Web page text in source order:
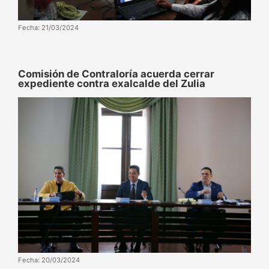
Fecha: 21/03/2024
Comisión de Contraloría acuerda cerrar
expediente contra exalcalde del Zulia
Fecha: 20/03/2024